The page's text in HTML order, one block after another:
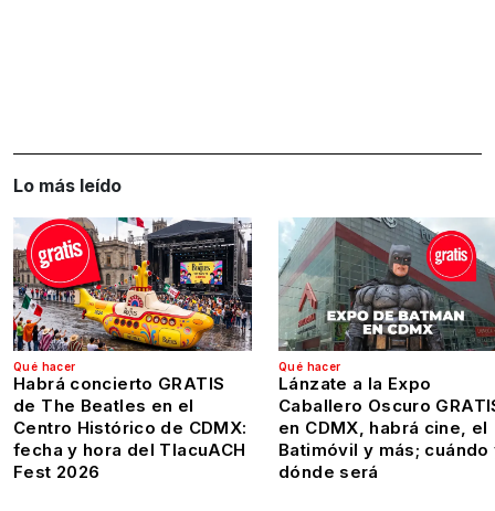
Lo más leído
Qué hacer
Habrá concierto GRATIS
de The Beatles en el
Centro Histórico de CDMX:
fecha y hora del TlacuACH
Fest 2026
Qué hacer
Lánzate a la Expo
Caballero Oscuro
en CDMX, habrá cine, el
Batimóvil y más; cuándo
dónde será